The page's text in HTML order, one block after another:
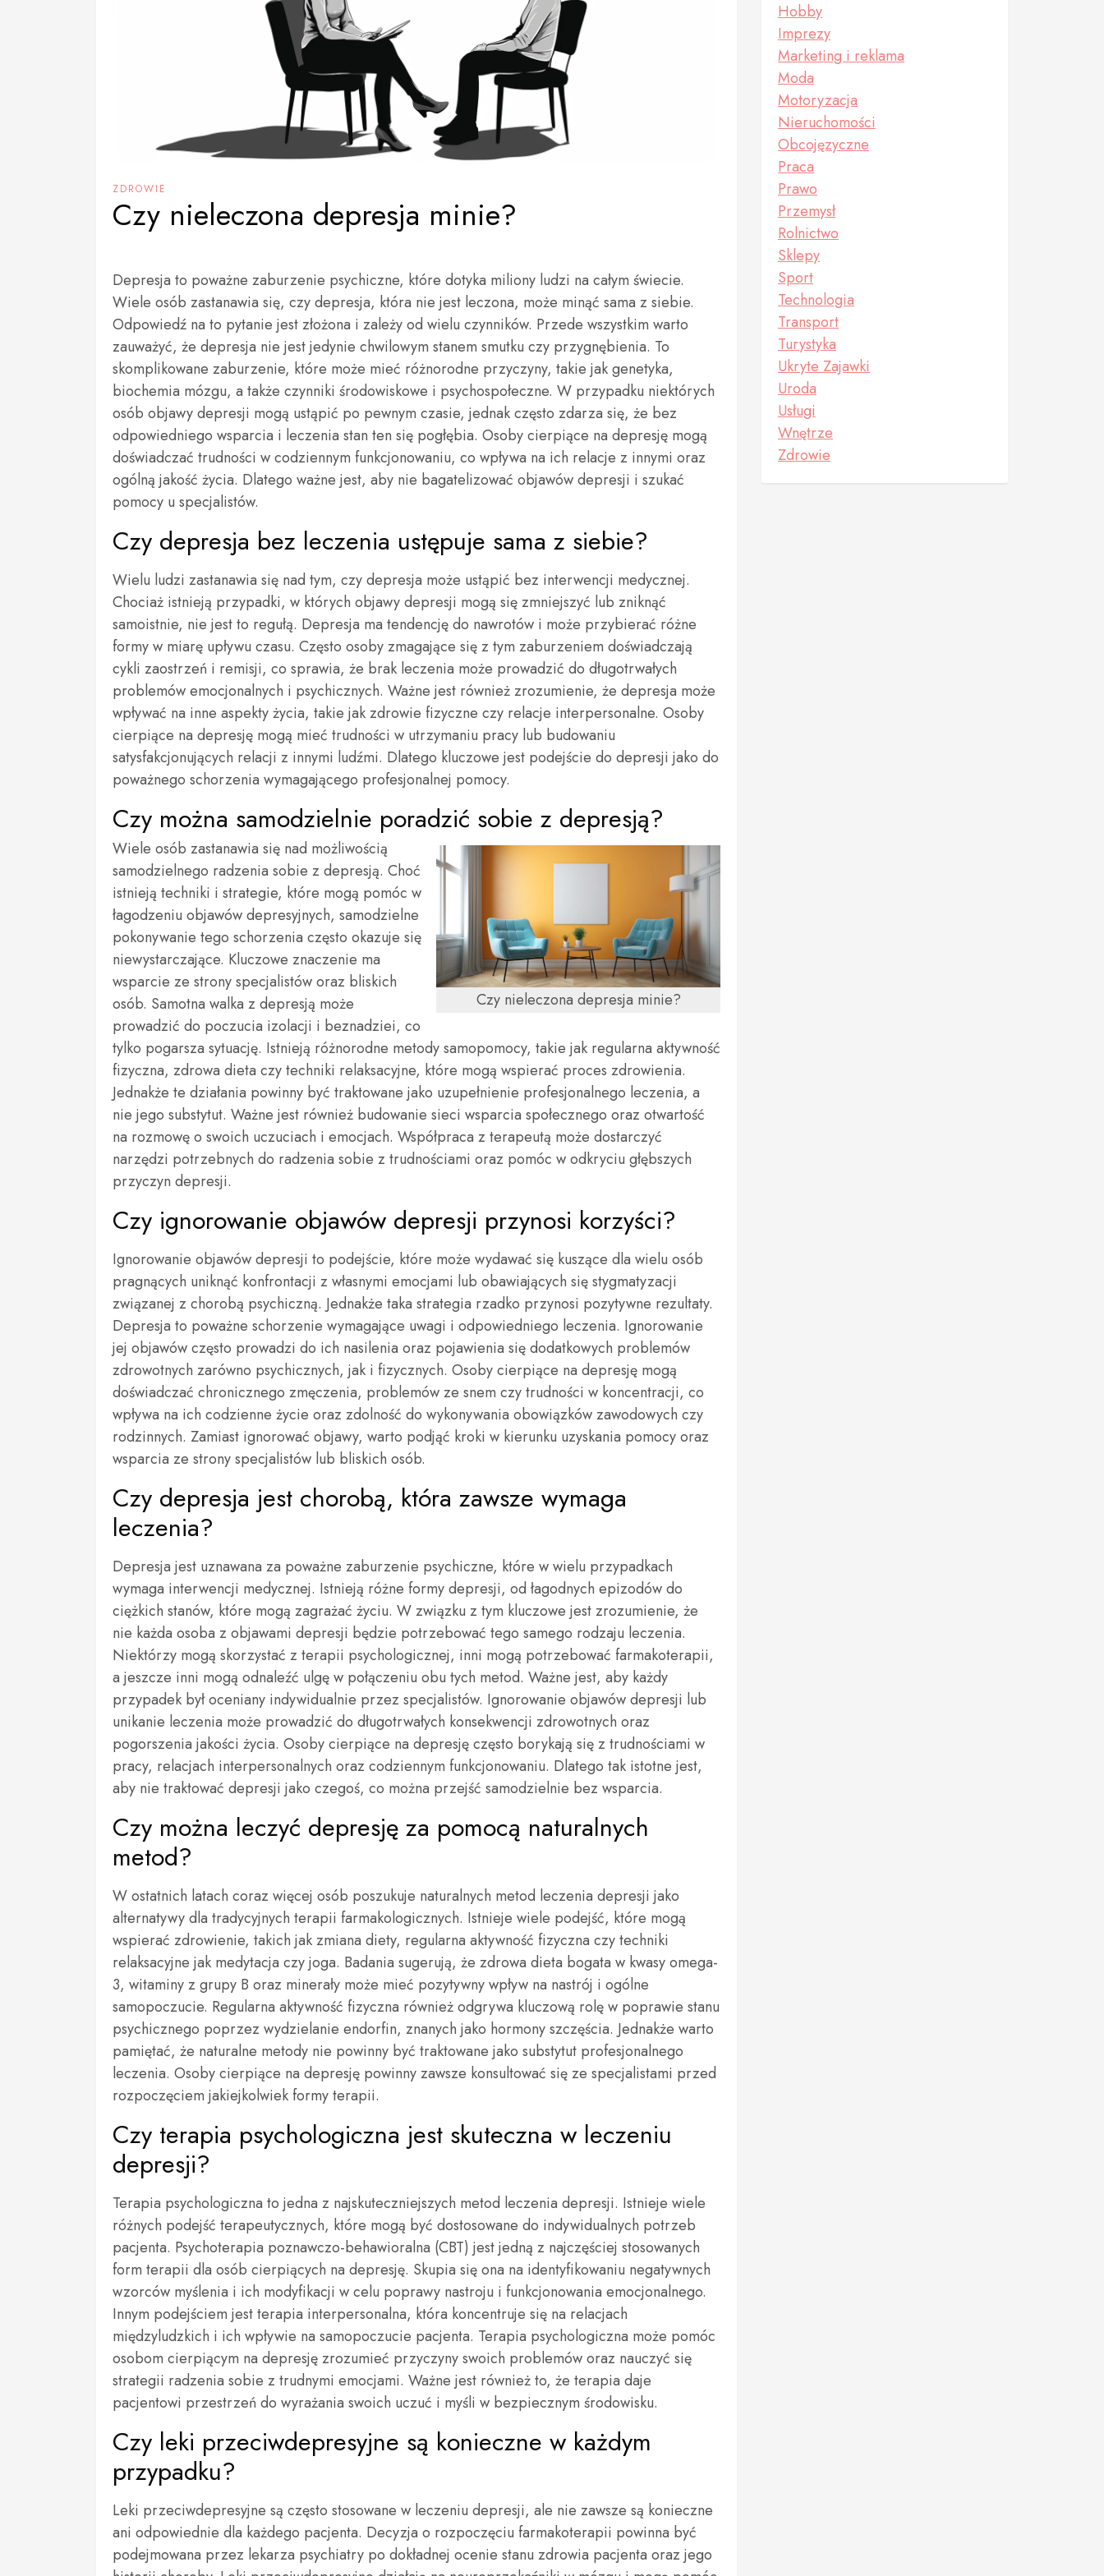
ZDROWIE
Czy nieleczona depresja minie?
Depresja to poważne zaburzenie psychiczne, które dotyka miliony ludzi na całym świecie.
Wiele osób zastanawia się, czy depresja, która nie jest leczona, może minąć sama z siebie.
Odpowiedź na to pytanie jest złożona i zależy od wielu czynników. Przede wszystkim warto
zauważyć, że depresja nie jest jedynie chwilowym stanem smutku czy przygnębienia. To
skomplikowane zaburzenie, które może mieć różnorodne przyczyny, takie jak genetyka,
biochemia mózgu, a także czynniki środowiskowe i psychospołeczne. W przypadku niektórych
osób objawy depresji mogą ustąpić po pewnym czasie, jednak często zdarza się, że bez
odpowiedniego wsparcia i leczenia stan ten się pogłębia. Osoby cierpiące na depresję mogą
doświadczać trudności w codziennym funkcjonowaniu, co wpływa na ich relacje z innymi oraz
ogólną jakość życia. Dlatego ważne jest, aby nie bagatelizować objawów depresji i szukać
pomocy u specjalistów.
Czy depresja bez leczenia ustępuje sama z siebie?
Wielu ludzi zastanawia się nad tym, czy depresja może ustąpić bez interwencji medycznej.
Chociaż istnieją przypadki, w których objawy depresji mogą się zmniejszyć lub zniknąć
samoistnie, nie jest to regułą. Depresja ma tendencję do nawrotów i może przybierać różne
formy w miarę upływu czasu. Często osoby zmagające się z tym zaburzeniem doświadczają
cykli zaostrzeń i remisji, co sprawia, że brak leczenia może prowadzić do długotrwałych
problemów emocjonalnych i psychicznych. Ważne jest również zrozumienie, że depresja może
wpływać na inne aspekty życia, takie jak zdrowie fizyczne czy relacje interpersonalne. Osoby
cierpiące na depresję mogą mieć trudności w utrzymaniu pracy lub budowaniu
satysfakcjonujących relacji z innymi ludźmi. Dlatego kluczowe jest podejście do depresji jako do
poważnego schorzenia wymagającego profesjonalnej pomocy.
Czy można samodzielnie poradzić sobie z depresją?
Czy nieleczona depresja minie?
Wiele osób zastanawia się nad możliwością
samodzielnego radzenia sobie z depresją. Choć
istnieją techniki i strategie, które mogą pomóc w
łagodzeniu objawów depresyjnych, samodzielne
pokonywanie tego schorzenia często okazuje się
niewystarczające. Kluczowe znaczenie ma
wsparcie ze strony specjalistów oraz bliskich
osób. Samotna walka z depresją może
prowadzić do poczucia izolacji i beznadziei, co
tylko pogarsza sytuację. Istnieją różnorodne metody samopomocy, takie jak regularna aktywność
fizyczna, zdrowa dieta czy techniki relaksacyjne, które mogą wspierać proces zdrowienia.
Jednakże te działania powinny być traktowane jako uzupełnienie profesjonalnego leczenia, a
nie jego substytut. Ważne jest również budowanie sieci wsparcia społecznego oraz otwartość
na rozmowę o swoich uczuciach i emocjach. Współpraca z terapeutą może dostarczyć
narzędzi potrzebnych do radzenia sobie z trudnościami oraz pomóc w odkryciu głębszych
przyczyn depresji.
Czy ignorowanie objawów depresji przynosi korzyści?
Ignorowanie objawów depresji to podejście, które może wydawać się kuszące dla wielu osób
pragnących uniknąć konfrontacji z własnymi emocjami lub obawiających się stygmatyzacji
związanej z chorobą psychiczną. Jednakże taka strategia rzadko przynosi pozytywne rezultaty.
Depresja to poważne schorzenie wymagające uwagi i odpowiedniego leczenia. Ignorowanie
jej objawów często prowadzi do ich nasilenia oraz pojawienia się dodatkowych problemów
zdrowotnych zarówno psychicznych, jak i fizycznych. Osoby cierpiące na depresję mogą
doświadczać chronicznego zmęczenia, problemów ze snem czy trudności w koncentracji, co
wpływa na ich codzienne życie oraz zdolność do wykonywania obowiązków zawodowych czy
rodzinnych. Zamiast ignorować objawy, warto podjąć kroki w kierunku uzyskania pomocy oraz
wsparcia ze strony specjalistów lub bliskich osób.
Czy depresja jest chorobą, która zawsze wymaga
leczenia?
Depresja jest uznawana za poważne zaburzenie psychiczne, które w wielu przypadkach
wymaga interwencji medycznej. Istnieją różne formy depresji, od łagodnych epizodów do
ciężkich stanów, które mogą zagrażać życiu. W związku z tym kluczowe jest zrozumienie, że
nie każda osoba z objawami depresji będzie potrzebować tego samego rodzaju leczenia.
Niektórzy mogą skorzystać z terapii psychologicznej, inni mogą potrzebować farmakoterapii,
a jeszcze inni mogą odnaleźć ulgę w połączeniu obu tych metod. Ważne jest, aby każdy
przypadek był oceniany indywidualnie przez specjalistów. Ignorowanie objawów depresji lub
unikanie leczenia może prowadzić do długotrwałych konsekwencji zdrowotnych oraz
pogorszenia jakości życia. Osoby cierpiące na depresję często borykają się z trudnościami w
pracy, relacjach interpersonalnych oraz codziennym funkcjonowaniu. Dlatego tak istotne jest,
aby nie traktować depresji jako czegoś, co można przejść samodzielnie bez wsparcia.
Czy można leczyć depresję za pomocą naturalnych
metod?
W ostatnich latach coraz więcej osób poszukuje naturalnych metod leczenia depresji jako
alternatywy dla tradycyjnych terapii farmakologicznych. Istnieje wiele podejść, które mogą
wspierać zdrowienie, takich jak zmiana diety, regularna aktywność fizyczna czy techniki
relaksacyjne jak medytacja czy joga. Badania sugerują, że zdrowa dieta bogata w kwasy omega-
3, witaminy z grupy B oraz minerały może mieć pozytywny wpływ na nastrój i ogólne
samopoczucie. Regularna aktywność fizyczna również odgrywa kluczową rolę w poprawie stanu
psychicznego poprzez wydzielanie endorfin, znanych jako hormony szczęścia. Jednakże warto
pamiętać, że naturalne metody nie powinny być traktowane jako substytut profesjonalnego
leczenia. Osoby cierpiące na depresję powinny zawsze konsultować się ze specjalistami przed
rozpoczęciem jakiejkolwiek formy terapii.
Czy terapia psychologiczna jest skuteczna w leczeniu
depresji?
Terapia psychologiczna to jedna z najskuteczniejszych metod leczenia depresji. Istnieje wiele
różnych podejść terapeutycznych, które mogą być dostosowane do indywidualnych potrzeb
pacjenta. Psychoterapia poznawczo-behawioralna (CBT) jest jedną z najczęściej stosowanych
form terapii dla osób cierpiących na depresję. Skupia się ona na identyfikowaniu negatywnych
wzorców myślenia i ich modyfikacji w celu poprawy nastroju i funkcjonowania emocjonalnego.
Innym podejściem jest terapia interpersonalna, która koncentruje się na relacjach
międzyludzkich i ich wpływie na samopoczucie pacjenta. Terapia psychologiczna może pomóc
osobom cierpiącym na depresję zrozumieć przyczyny swoich problemów oraz nauczyć się
strategii radzenia sobie z trudnymi emocjami. Ważne jest również to, że terapia daje
pacjentowi przestrzeń do wyrażania swoich uczuć i myśli w bezpiecznym środowisku.
Czy leki przeciwdepresyjne są konieczne w każdym
przypadku?
Leki przeciwdepresyjne są często stosowane w leczeniu depresji, ale nie zawsze są konieczne
ani odpowiednie dla każdego pacjenta. Decyzja o rozpoczęciu farmakoterapii powinna być
podejmowana przez lekarza psychiatry po dokładnej ocenie stanu zdrowia pacjenta oraz jego
Hobby
Imprezy
Marketing i reklama
Moda
Motoryzacja
Nieruchomości
Obcojęzyczne
Praca
Prawo
Przemysł
Rolnictwo
Sklepy
Sport
Technologia
Transport
Turystyka
Ukryte Zajawki
Uroda
Usługi
Wnętrze
Zdrowie